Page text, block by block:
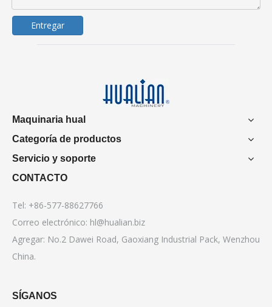
Entregar
Maquinaria hual
Categoría de productos
Servicio y soporte
CONTACTO
Tel: +86-577-88627766
Correo electrónico: hl@hualian.biz
Agregar: No.2 Dawei Road, Gaoxiang Industrial Pack, Wenzhou
China.
SÍGANOS